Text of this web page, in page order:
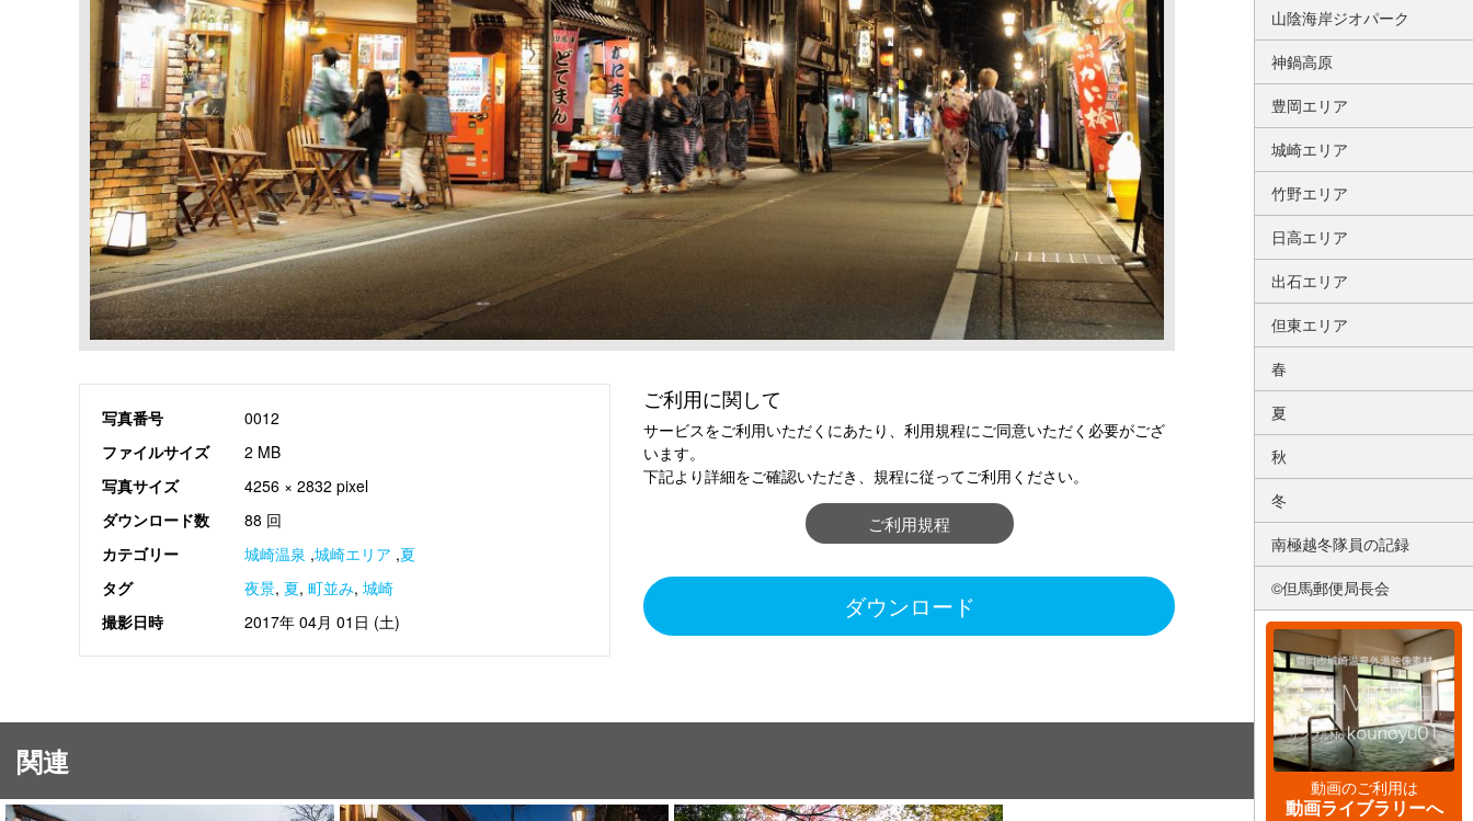
写真番号
0012
ファイルサイズ
2 MB
写真サイズ
4256 × 2832 pixel
ダウンロード数
88 回
カテゴリー
城崎温泉 ,城崎エリア ,夏
タグ
夜景, 夏, 町並み, 城崎
撮影日時
2017年 04月 01日 (土)
ご利用に関して
サービスをご利用いただくにあたり、利用規程にご同意いただく必要がござ
います。
下記より詳細をご確認いただき、規程に従ってご利用ください。
ご利用規程
ダウンロード
関連
山陰海岸ジオパーク
神鍋高原
豊岡エリア
城崎エリア
竹野エリア
日高エリア
出石エリア
但東エリア
春
夏
秋
冬
南極越冬隊員の記録
©但馬郵便局長会
動画のご利用は
動画ライブラリーへ